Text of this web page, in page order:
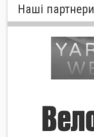
Нашi партнери